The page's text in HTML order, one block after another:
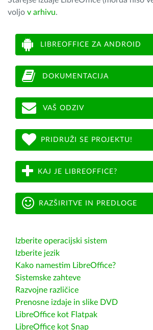
voljo v arhivu.
LIBREOFFICE ZA ANDROID
DOKUMENTACIJA
VAŠ ODZIV
PRIDRUŽI SE PROJEKTU!
KAJ JE LIBREOFFICE?
RAZŠIRITVE IN PREDLOGE
Izberite operacijski sistem
Izberite jezik
Kako namestim LibreOffice?
Sistemske zahteve
Razvojne različice
Prenosne izdaje in slike DVD
LibreOffice kot Flatpak
LibreOffice kot Snap